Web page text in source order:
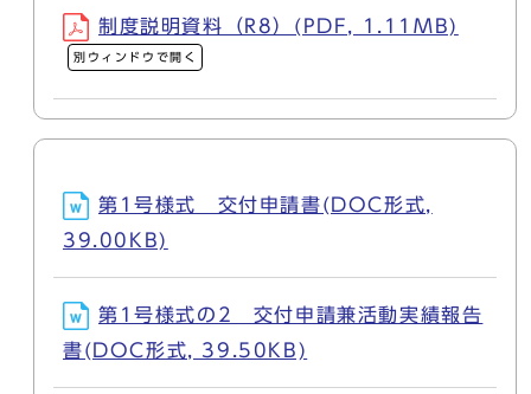
制度説明資料（R8）(PDF, 1.11MB)
別ウィンドウで開く
第1号様式 交付申請書(DOC形式,
39.00KB)
第1号様式の2 交付申請兼活動実績報告
書(DOC形式, 39.50KB)